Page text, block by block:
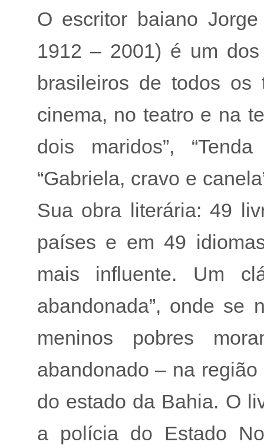
O escritor baiano
1912 – 2001) é um
brasileiros de todos
cinema, no teatro e na
dois maridos”,
“Gabriela, cravo e
Sua obra literária: 49
países e em 49
mais influente. Um
abandonada”, onde se
meninos pobres
abandonado – na
do estado da Bahia. O
a polícia do Estado